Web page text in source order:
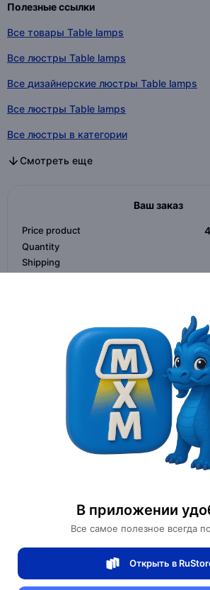
В приложении
Все самое полезное всегда
Открыть в
Полезные ссылки
Все товары Table lamps
Все люстры Table lamps
Все дизайнерские люстры Table lamps
Все люстры Table lamps
Все люстры в категории
Все дизайнерские люстры в категории
Все люстры в категории
Смотреть еще
Ваш заказ
Price product
Quantity
Shipping
Доставка Завтра
Add to cart
Купить сейчас
Безопасная оплата
Table lamps
Дизайнерские настольные